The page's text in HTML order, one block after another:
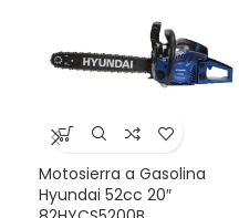
Motosierra a Gasolina
Hyundai 52cc 20″